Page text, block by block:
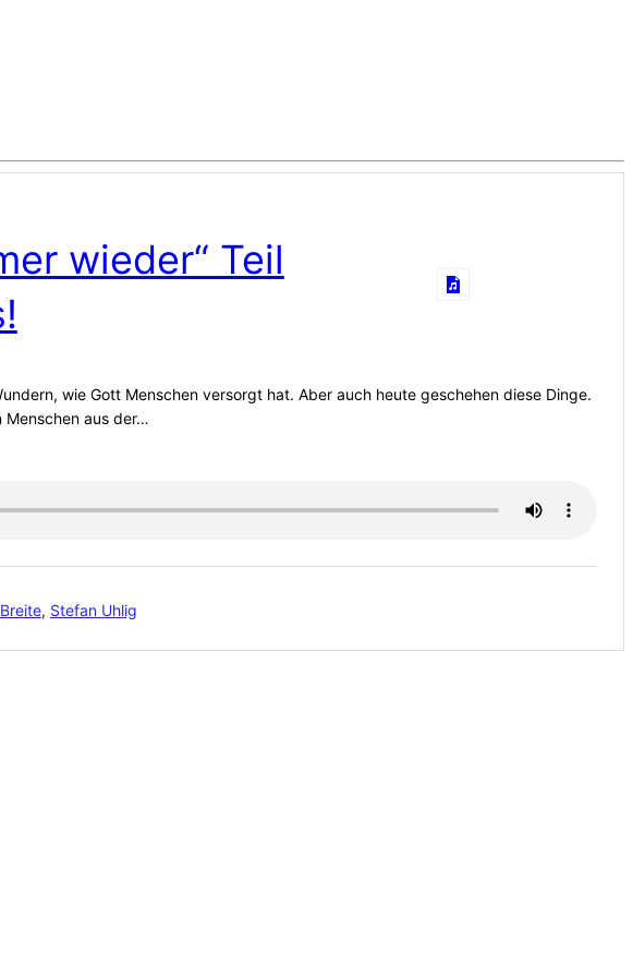
wieder“ Teil
wie Gott Menschen versorgt hat. Aber auch heute geschehen diese Dinge.
Menschen aus der…
, Stefan Uhlig